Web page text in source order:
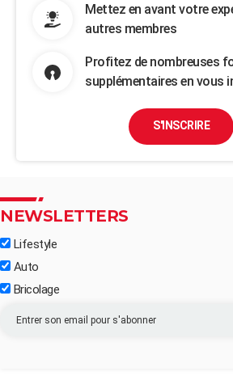
Mettez en avant votre
autres membres
Profitez de nombreuses
supplémentaires en vous
S'INSCRIRE
NEWSLETTERS
Lifestyle
Auto
Bricolage